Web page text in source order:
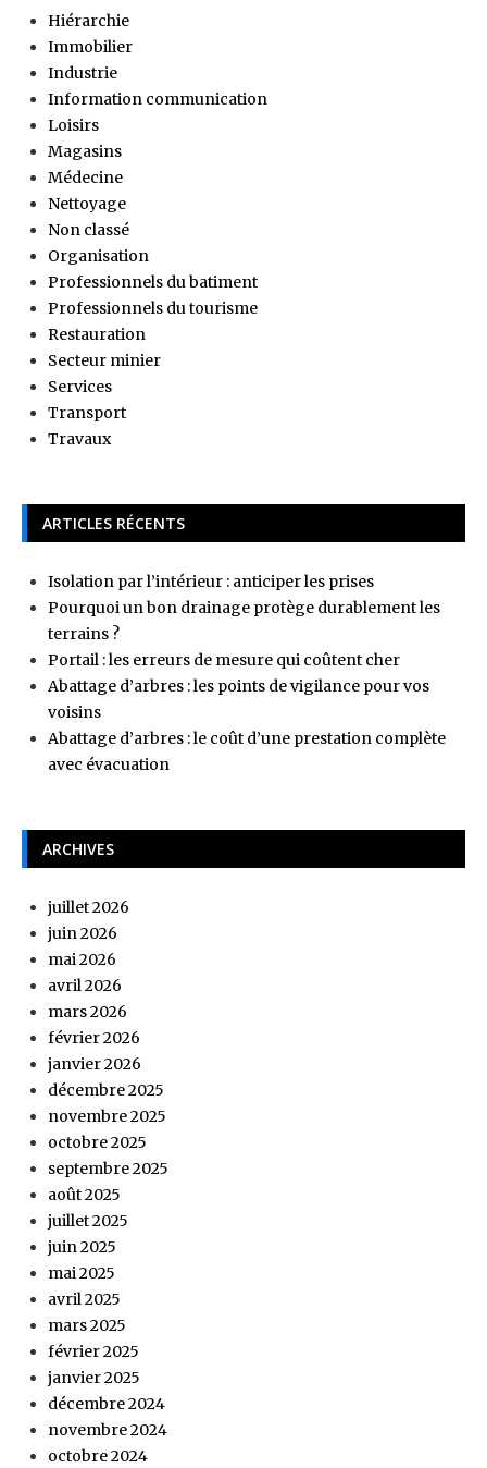
Hiérarchie
Immobilier
Industrie
Information communication
Loisirs
Magasins
Médecine
Nettoyage
Non classé
Organisation
Professionnels du batiment
Professionnels du tourisme
Restauration
Secteur minier
Services
Transport
Travaux
ARTICLES RÉCENTS
Isolation par l’intérieur : anticiper les prises
Pourquoi un bon drainage protège durablement les
terrains ?
Portail : les erreurs de mesure qui coûtent cher
Abattage d’arbres : les points de vigilance pour vos
voisins
Abattage d’arbres : le coût d’une prestation complète
avec évacuation
ARCHIVES
juillet 2026
juin 2026
mai 2026
avril 2026
mars 2026
février 2026
janvier 2026
décembre 2025
novembre 2025
octobre 2025
septembre 2025
août 2025
juillet 2025
juin 2025
mai 2025
avril 2025
mars 2025
février 2025
janvier 2025
décembre 2024
novembre 2024
octobre 2024